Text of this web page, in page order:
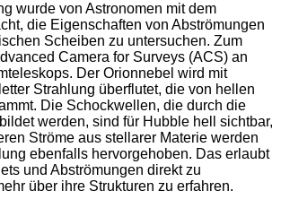
wurde von Astronomen mit dem
die Eigenschaften von Abströmungen
Scheiben zu untersuchen. Zum
Camera for Surveys (ACS) an
Der Orionnebel wird mit
Strahlung überflutet, die von hellen
Die Schockwellen, die durch die
werden, sind für Hubble hell sichtbar,
Ströme aus stellarer Materie werden
ebenfalls hervorgehoben. Das erlaubt
und Abströmungen direkt zu
über ihre Strukturen zu erfahren.